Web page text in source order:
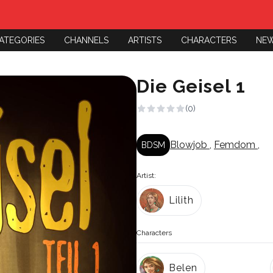
CHANNELS ARTISTS CHARACTERS
Die Geisel 1
(0)
BDSM Blowjob , Femdom ,
Artist:
Lilith
Characters
Belen